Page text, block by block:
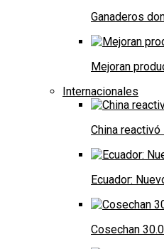
Ganaderos
Mejoran
Internacionales
China
Ecuador:
Cosechan